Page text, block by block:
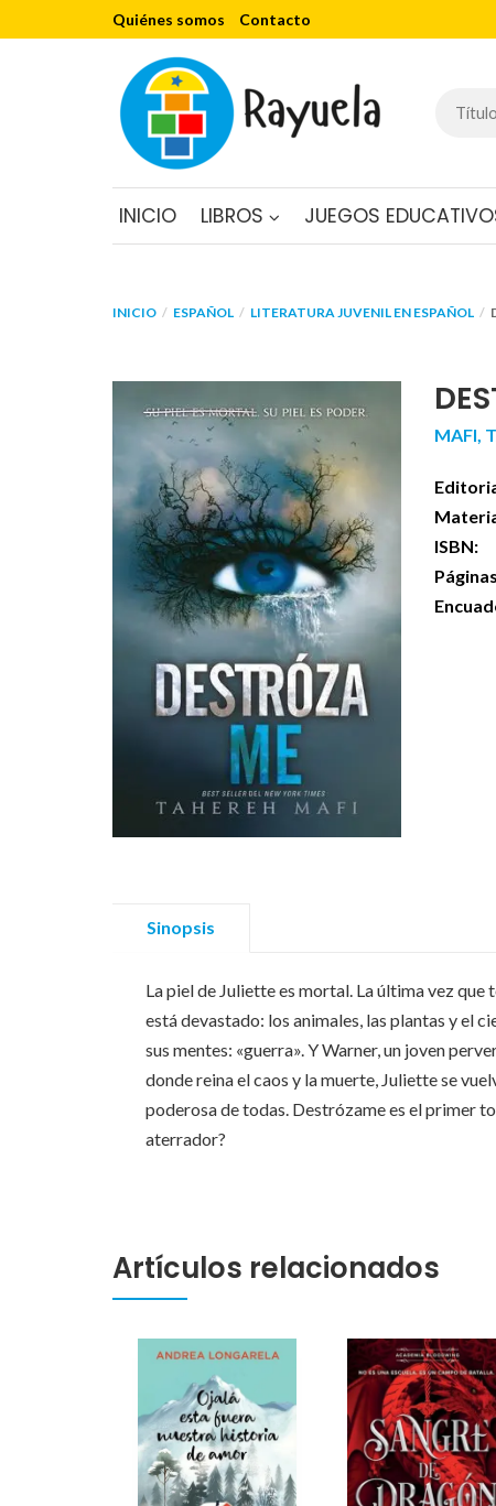
Quiénes somos Contacto
INICIO LIBROS JUEGOS
INICIO ESPAÑOL LITERATURA JUVENIL EN ESPAÑOL
MAFI,
ISBN:
Sinopsis
La piel de Juliette es mortal. La última vez que
está devastado: los animales, las plantas y el
sus mentes: «guerra». Y Warner, un joven
donde reina el caos y la muerte, Juliette se
poderosa de todas. Destrózame es el primer
aterrador?
Artículos relacionados